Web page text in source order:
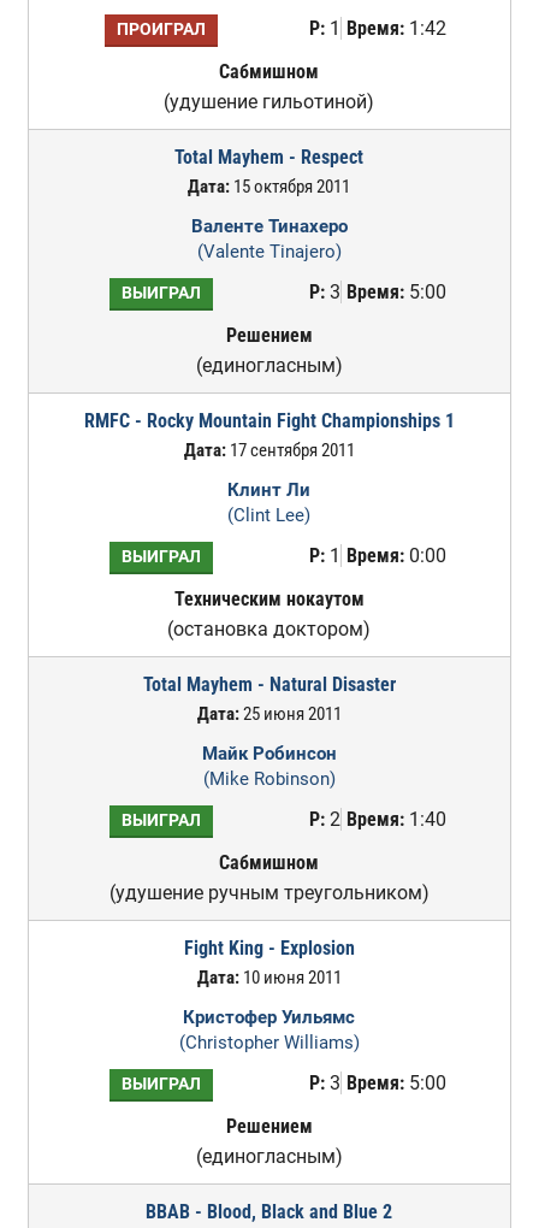
ПРОИГРАЛ Р:1 Время:1:42
Сабмишном
(удушение гильотиной)
Total Mayhem - Respect
Дата: 15 октября 2011
Валенте Тинахеро
(Valente Tinajero)
ВЫИГРАЛ Р:3 Время:5:00
Решением
(единогласным)
RMFC - Rocky Mountain Fight Championships 1
Дата:17 сентября 2011
Клинт Ли
(Clint Lee)
ВЫИГРАЛ Р:1 Время:0:00
Техническим нокаутом
(остановка доктором)
Total Mayhem - Natural Disaster
Дата:25 июня 2011
Майк Робинсон
(Mike Robinson)
ВЫИГРАЛ Р:2 Время:1:40
Сабмишном
(удушение ручным треугольником)
Fight King - Explosion
Дата:10 июня 2011
Кристофер Уильямс
(Christopher Williams)
ВЫИГРАЛ Р:3 Время:5:00
Решением
(единогласным)
BBAB - Blood, Black and Blue 2